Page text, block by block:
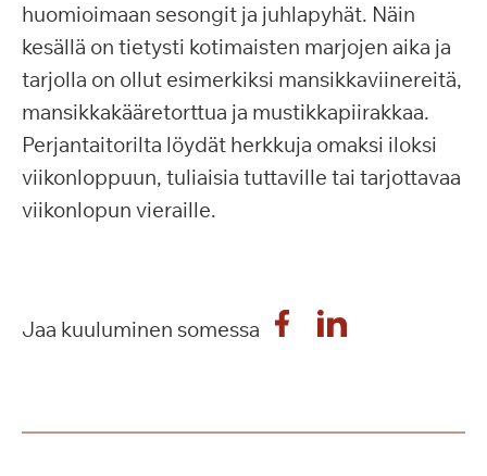
huomioimaan sesongit ja juhlapyhät. Näin
kesällä on tietysti kotimaisten marjojen aika ja
tarjolla on ollut esimerkiksi mansikkaviinereitä,
mansikkakääretorttua ja mustikkapiirakkaa.
Perjantaitorilta löydät herkkuja omaksi iloksi
viikonloppuun, tuliaisia tuttaville tai tarjottavaa
viikonlopun vieraille.
Jaa kuuluminen somessa